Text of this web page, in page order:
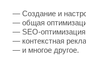
— Создание и
— общая
— SEO-
— контекстная
— и многое другое.